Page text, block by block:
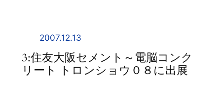
2007.12.13
3:住友大阪セメント～電脳コンク
リート トロンショウ０８に出展